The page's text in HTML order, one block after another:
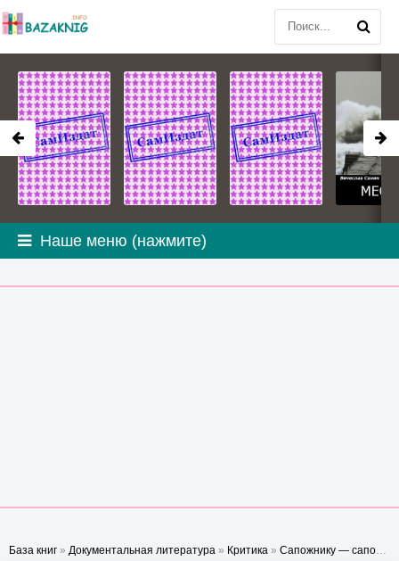
Наше меню (нажмите)
База книг » Документальная литература » Критика » Сапожнику — сапожниково